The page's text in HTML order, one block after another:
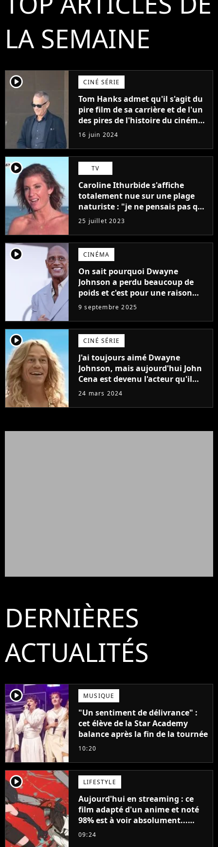
LA SEMAINE
player2 CINÉ SÉRIE
Tom Hanks admet qu'il s'agit du
pire film de sa carrière et de l'un
des pires de l'histoire du cinéma :
"L'un des films les plus
médiocres jamais réalisés"
16 juin 2024
player2 TV
Caroline Ithurbide s'affiche
totalement nue sur une plage
naturiste : "je ne pensais pas que
j'arriverais à le faire..."
25 juillet 2023
player2 CINÉMA
On sait pourquoi Dwayne
Johnson a perdu beaucoup de
poids et c'est pour une raison
importante
9 septembre 2025
player2 CINÉ SÉRIE
J'ai toujours aimé Dwayne
Johnson, mais aujourd'hui John
Cena est devenu l'acteur qu'il
rêvait d'être (et Ricky Stanicky le
24 mars 2024
DERNIÈRES
ACTUALITÉS
player2 MUSIQUE
"Un sentiment de délivrance" :
cet élève de la Star Academy
balance après la fin de la tournée
10:20
player2 LIFESTYLE
Aujourd'hui en streaming : ce
film adapté d'un anime et noté
98% est à voir absolument...
sinon vous ne comprendrez plus
09:24